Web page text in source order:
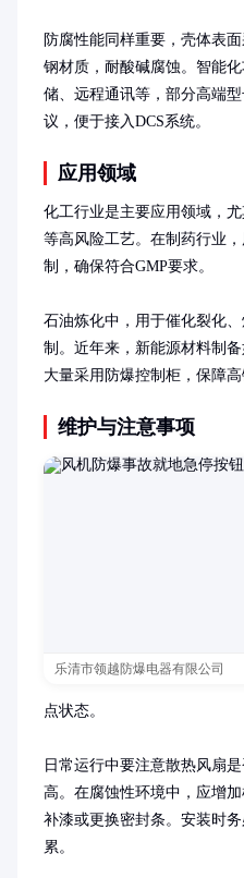
防腐性能同样重要，壳体表
钢材质，耐酸碱腐蚀。智能
储、远程通讯等，部分高端
议，便于接入DCS系统。
应用领域
化工行业是主要应用领域，
等高风险工艺。在制药行业
制，确保符合GMP要求。
石油炼化中，用于催化裂化
制。近年来，新能源材料制
大量采用防爆控制柜，保障
维护与注意事项
乐清市领越防爆电器有限公司
点状态。
日常运行中要注意散热风扇
高。在腐蚀性环境中，应增
补漆或更换密封条。安装时
累。